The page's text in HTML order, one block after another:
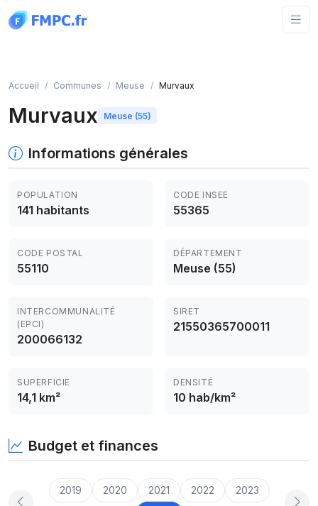
Accueil Communes Meuse Murvaux
Murvaux Meuse (55)
Informations générales
POPULATION
141 habitants
CODE INSEE
55365
CODE POSTAL
55110
DÉPARTEMENT
Meuse (55)
INTERCOMMUNALITÉ
(EPCI)
200066132
SIRET
21550365700011
SUPERFICIE
14,1 km²
DENSITÉ
10 hab/km²
Budget et finances
2019 2020 2021 2022 2023
Panneau de gestion des cookies